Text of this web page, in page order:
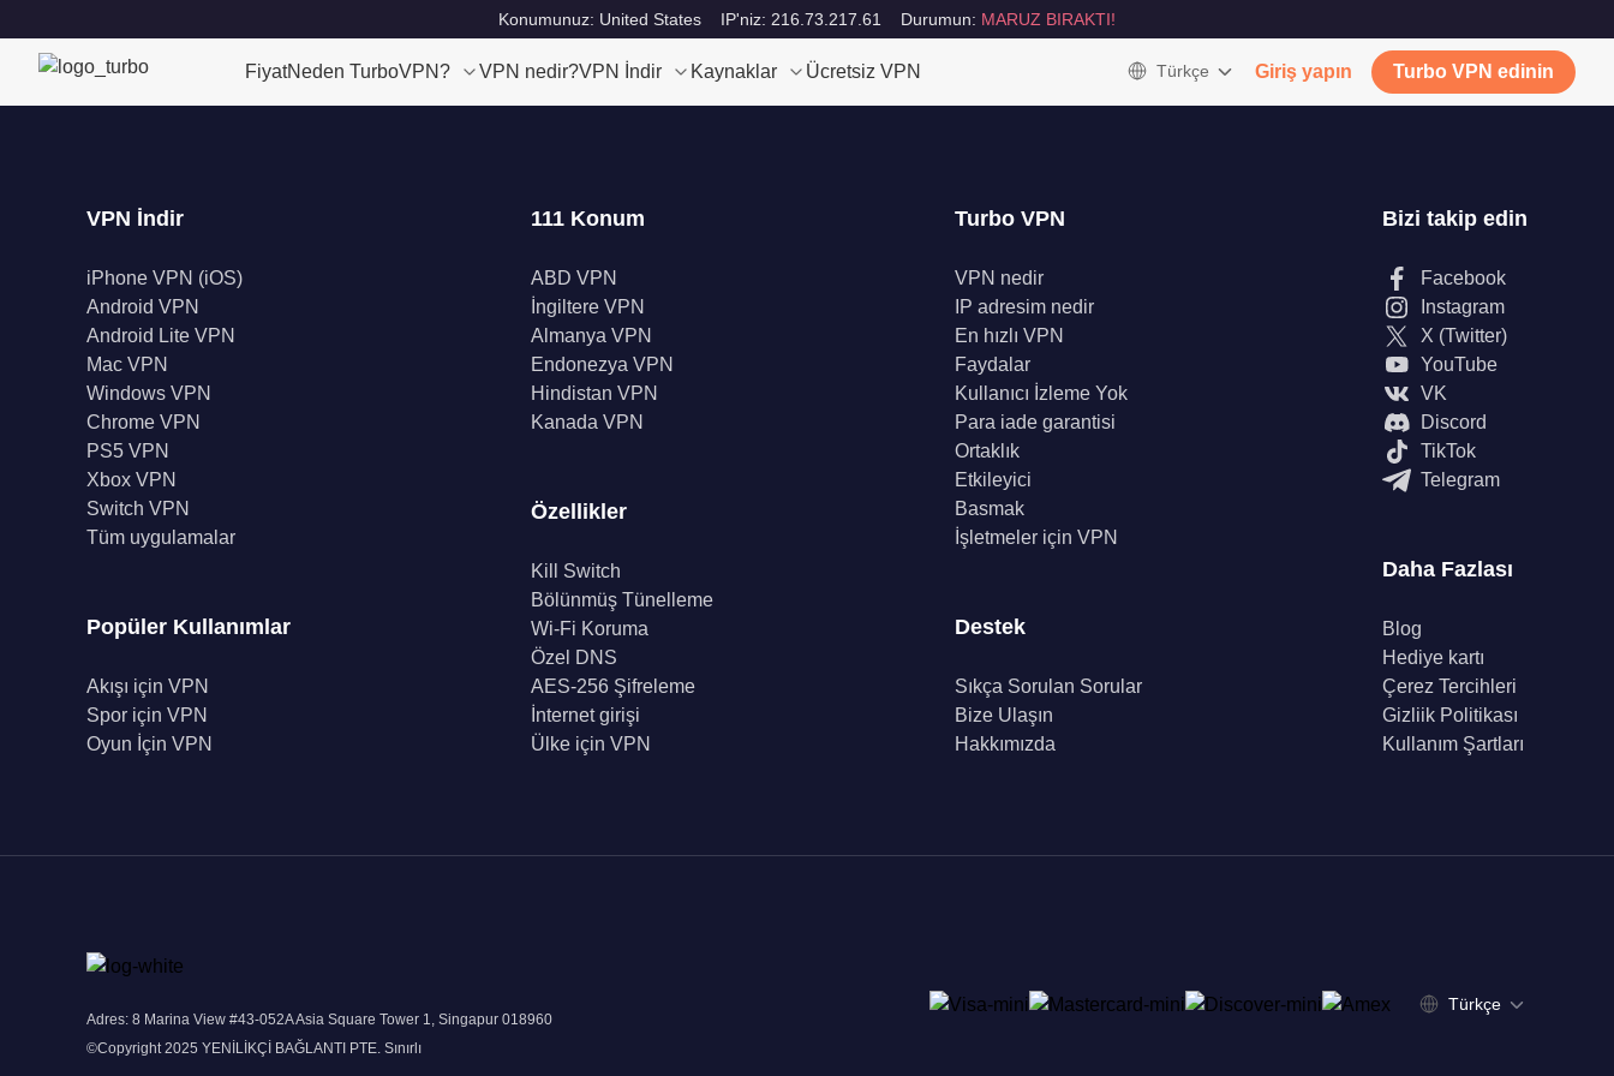
Konumunuz: United States IP'niz: 216.73.217.61 Durumun: MARUZ BIRAKTI!
FiyatNeden TurboVPN? VPN nedir?VPN İndir Kaynaklar Ücretsiz VPN Türkçe Giriş yapın Turbo VPN edinin
VPN İndir
iPhone VPN (iOS)
Android VPN
Android Lite VPN
Mac VPN
Windows VPN
Chrome VPN
PS5 VPN
Xbox VPN
Switch VPN
Tüm uygulamalar
Popüler Kullanımlar
Akışı için VPN
Spor için VPN
Oyun İçin VPN
111 Konum
ABD VPN
İngiltere VPN
Almanya VPN
Endonezya VPN
Hindistan VPN
Kanada VPN
Özellikler
Kill Switch
Bölünmüş Tünelleme
Wi-Fi Koruma
Özel DNS
AES-256 Şifreleme
İnternet girişi
Ülke için VPN
Turbo VPN
VPN nedir
IP adresim nedir
En hızlı VPN
Faydalar
Kullanıcı İzleme Yok
Para iade garantisi
Ortaklık
Etkileyici
Basmak
İşletmeler için VPN
Destek
Sıkça Sorulan Sorular
Bize Ulaşın
Hakkımızda
Bizi takip edin
Facebook
Instagram
X (Twitter)
YouTube
VK
Discord
TikTok
Telegram
Daha Fazlası
Blog
Hediye kartı
Çerez Tercihleri
Gizliik Politikası
Kullanım Şartları
Adres: 8 Marina View #43-052A Asia Square Tower 1, Singapur 018960
©Copyright 2025 YENİLİKÇİ BAĞLANTI PTE. Sınırlı
Türkçe